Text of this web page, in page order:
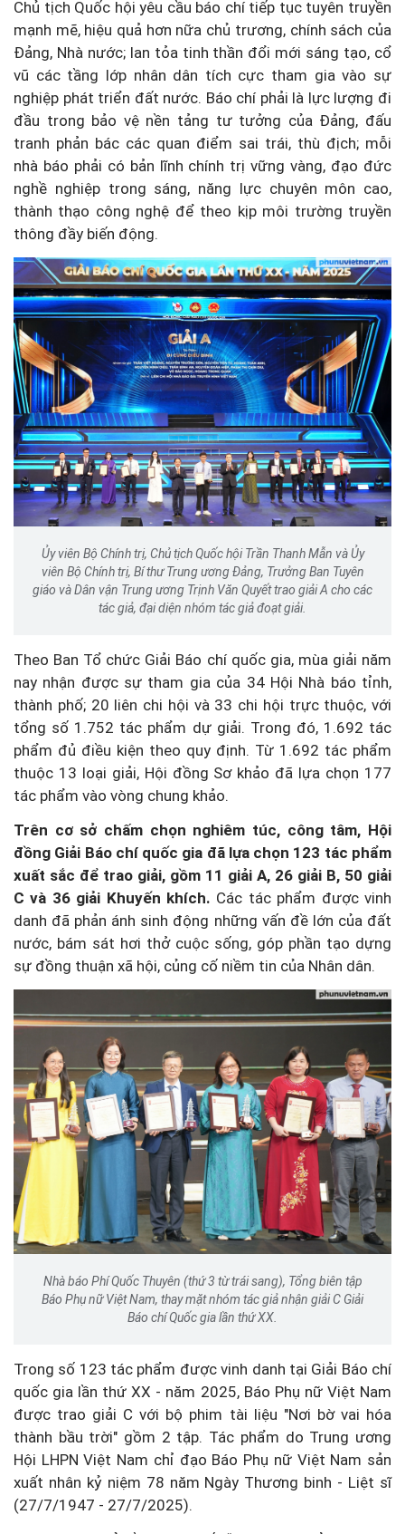
Chủ tịch Quốc hội yêu cầu báo chí tiếp tục tuyên truyền
mạnh mẽ, hiệu quả hơn nữa chủ trương, chính sách của
Đảng, Nhà nước; lan tỏa tinh thần đổi mới sáng tạo, cổ
vũ các tầng lớp nhân dân tích cực tham gia vào sự
nghiệp phát triển đất nước. Báo chí phải là lực lượng đi
đầu trong bảo vệ nền tảng tư tưởng của Đảng, đấu
tranh phản bác các quan điểm sai trái, thù địch; mỗi
nhà báo phải có bản lĩnh chính trị vững vàng, đạo đức
nghề nghiệp trong sáng, năng lực chuyên môn cao,
thành thạo công nghệ để theo kịp môi trường truyền
thông đầy biến động.
Ủy viên Bộ Chính trị, Chủ tịch Quốc hội Trần Thanh Mẫn và Ủy
viên Bộ Chính trị, Bí thư Trung ương Đảng, Trưởng Ban Tuyên
giáo và Dân vận Trung ương Trịnh Văn Quyết trao giải A cho các
tác giả, đại diện nhóm tác giả đoạt giải.
Theo Ban Tổ chức Giải Báo chí quốc gia, mùa giải năm
nay nhận được sự tham gia của 34 Hội Nhà báo tỉnh,
thành phố; 20 liên chi hội và 33 chi hội trực thuộc, với
tổng số 1.752 tác phẩm dự giải. Trong đó, 1.692 tác
phẩm đủ điều kiện theo quy định. Từ 1.692 tác phẩm
thuộc 13 loại giải, Hội đồng Sơ khảo đã lựa chọn 177
tác phẩm vào vòng chung khảo.
Trên cơ sở chấm chọn nghiêm túc, công tâm, Hội
đồng Giải Báo chí quốc gia đã lựa chọn 123 tác phẩm
xuất sắc để trao giải, gồm 11 giải A, 26 giải B, 50 giải
C và 36 giải Khuyến khích. Các tác phẩm được vinh
danh đã phản ánh sinh động những vấn đề lớn của đất
nước, bám sát hơi thở cuộc sống, góp phần tạo dựng
sự đồng thuận xã hội, củng cố niềm tin của Nhân dân.
Nhà báo Phí Quốc Thuyên (thứ 3 từ trái sang), Tổng biên tập
Báo Phụ nữ Việt Nam, thay mặt nhóm tác giả nhận giải C Giải
Báo chí Quốc gia lần thứ XX.
Trong số 123 tác phẩm được vinh danh tại Giải Báo chí
quốc gia lần thứ XX - năm 2025, Báo Phụ nữ Việt Nam
được trao giải C với bộ phim tài liệu "Nơi bờ vai hóa
thành bầu trời" gồm 2 tập. Tác phẩm do Trung ương
Hội LHPN Việt Nam chỉ đạo Báo Phụ nữ Việt Nam sản
xuất nhân kỷ niệm 78 năm Ngày Thương binh - Liệt sĩ
(27/7/1947 - 27/7/2025).